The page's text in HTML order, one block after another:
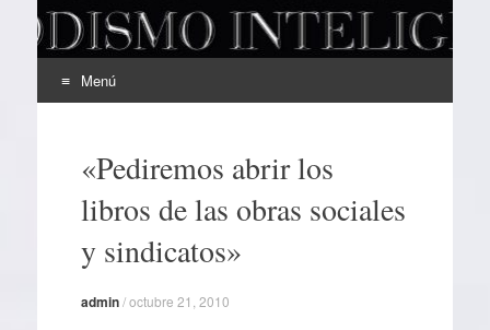
Menú
contenido«Pediremos abrir los
libros de las obras sociales
y sindicatos»
admin/octubre 21, 2010